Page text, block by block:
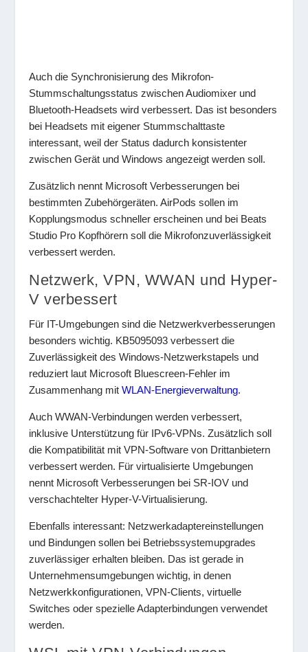
Auch die Synchronisierung des Mikrofon-
Stummschaltungsstatus zwischen Audiomixer und
Bluetooth-Headsets wird verbessert. Das ist besonders
bei Headsets mit eigener Stummschalttaste
interessant, weil der Status dadurch konsistenter
zwischen Gerät und Windows angezeigt werden soll.
Zusätzlich nennt Microsoft Verbesserungen bei
bestimmten Zubehörgeräten. AirPods sollen im
Kopplungsmodus schneller erscheinen und bei Beats
Studio Pro Kopfhörern soll die Mikrofonzuverlässigkeit
verbessert werden.
Netzwerk, VPN, WWAN und Hyper-
V verbessert
Für IT-Umgebungen sind die Netzwerkverbesserungen
besonders wichtig. KB5095093 verbessert die
Zuverlässigkeit des Windows-Netzwerkstapels und
reduziert laut Microsoft Bluescreen-Fehler im
Zusammenhang mitWLAN-Energieverwaltung.
Auch WWAN-Verbindungen werden verbessert,
inklusive Unterstützung für IPv6-VPNs. Zusätzlich soll
die Kompatibilität mit VPN-Software von Drittanbietern
verbessert werden. Für virtualisierte Umgebungen
nennt Microsoft Verbesserungen bei SR-IOV und
verschachtelter Hyper-V-Virtualisierung.
Ebenfalls interessant: Netzwerkadaptereinstellungen
und Bindungen sollen bei Betriebssystemupgrades
zuverlässiger erhalten bleiben. Das ist gerade in
Unternehmensumgebungen wichtig, in denen
Netzwerkkonfigurationen, VPN-Clients, virtuelle
Switches oder spezielle Adapterbindungen verwendet
werden.